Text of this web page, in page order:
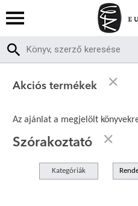
Akciós termékek
Az ajánlat a megjelölt
Szórakoztató
Kategóriák